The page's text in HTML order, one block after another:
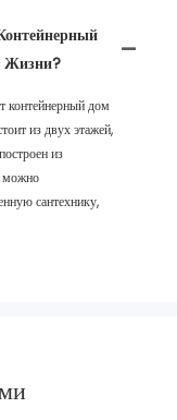
Жизни?
контейнерный дом
из двух этажей,
из
можно
сантехнику,